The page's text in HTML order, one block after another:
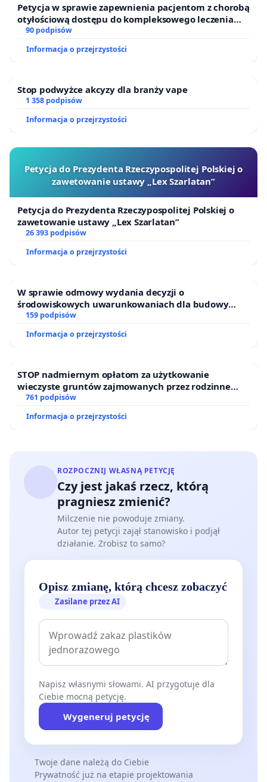
Petycja w sprawie zapewnienia pacjentom z chorobą
otyłościową dostępu do kompleksowego leczenia
oraz programów profilaktycznych.
90 podpisów
Informacja o przejrzystości
Stop podwyżce akcyzy dla branży vape
1 358 podpisów
Informacja o przejrzystości
Petycja do Prezydenta Rzeczypospolitej Polskiej o
zawetowanie ustawy „Lex Szarlatan”
Petycja do Prezydenta Rzeczypospolitej Polskiej o
zawetowanie ustawy „Lex Szarlatan”
26 393 podpisów
Informacja o przejrzystości
W sprawie odmowy wydania decyzji o
środowiskowych uwarunkowaniach dla budowy
zakładu wytwarzania biometanu „Krynki” w
Puszczy Knyszyńskiej
159 podpisów
Informacja o przejrzystości
STOP nadmiernym opłatom za użytkowanie
wieczyste gruntów zajmowanych przez rodzinne
ogrody działkowe.
761 podpisów
Informacja o przejrzystości
ROZPOCZNIJ WŁASNĄ PETYCJĘ
Czy jest jakaś rzecz, którą
pragniesz zmienić?
Milczenie nie powoduje zmiany.
Autor tej petycji zajął stanowisko i podjął
działanie. Zrobisz to samo?
Opisz zmianę, którą chcesz zobaczyć
Zasilane przez AI
Napisz własnymi słowami. AI przygotuje dla
Ciebie mocną petycję.
Wygeneruj petycję
Twoje dane należą do Ciebie
Prywatność już na etapie projektowania